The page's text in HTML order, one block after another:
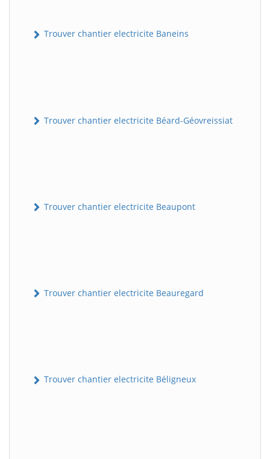
Trouver chantier electricite Baneins
Trouver chantier electricite Béard-Géovreissiat
Trouver chantier electricite Beaupont
Trouver chantier electricite Beauregard
Trouver chantier electricite Béligneux